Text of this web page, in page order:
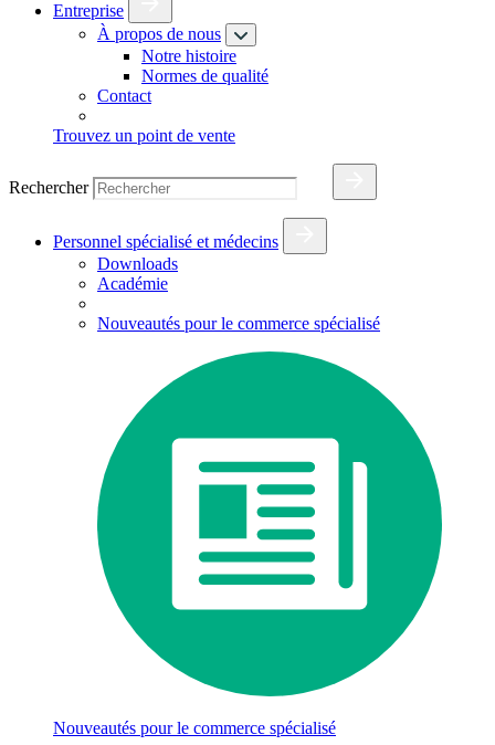
Entreprise
À propos de nous
Notre histoire
Normes de qualité
Contact
Trouvez un point de vente
Rechercher
Personnel spécialisé et médecins
Downloads
Académie
Nouveautés pour le commerce spécialisé
Nouveautés pour le commerce spécialisé